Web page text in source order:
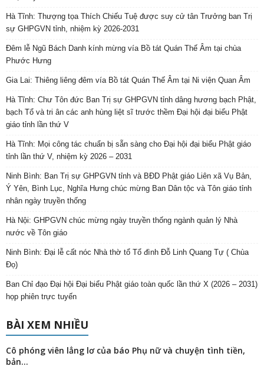
Hà Tĩnh: Thượng tọa Thích Chiếu Tuệ được suy cử tân Trưởng ban Trị
sự GHPGVN tỉnh, nhiệm kỳ 2026-2031
Đêm lễ Ngũ Bách Danh kính mừng vía Bồ tát Quán Thế Âm tại chùa
Phước Hưng
Gia Lai: Thiêng liêng đêm vía Bồ tát Quán Thế Âm tại Ni viện Quan Âm
Hà Tĩnh: Chư Tôn đức Ban Trị sự GHPGVN tỉnh dâng hương bạch Phật,
bạch Tổ và tri ân các anh hùng liệt sĩ trước thềm Đại hội đại biểu Phật
giáo tỉnh lần thứ V
Hà Tĩnh: Mọi công tác chuẩn bị sẵn sàng cho Đại hội đại biểu Phật giáo
tỉnh lần thứ V, nhiệm kỳ 2026 – 2031
Ninh Bình: Ban Trị sự GHPGVN tỉnh và BĐD Phật giáo Liên xã Vụ Bản,
Ý Yên, Bình Lục, Nghĩa Hưng chúc mừng Ban Dân tộc và Tôn giáo tỉnh
nhân ngày truyền thống
Hà Nội: GHPGVN chúc mừng ngày truyền thống ngành quản lý Nhà
nước về Tôn giáo
Ninh Bình: Đại lễ cất nóc Nhà thờ tổ Tổ đình Đỗ Linh Quang Tự ( Chùa
Đọ)
Ban Chỉ đạo Đại hội Đại biểu Phật giáo toàn quốc lần thứ X (2026 – 2031)
họp phiên trực tuyến
BÀI XEM NHIỀU
Cô phóng viên lẳng lơ của báo Phụ nữ và chuyện tình tiền,
bản...